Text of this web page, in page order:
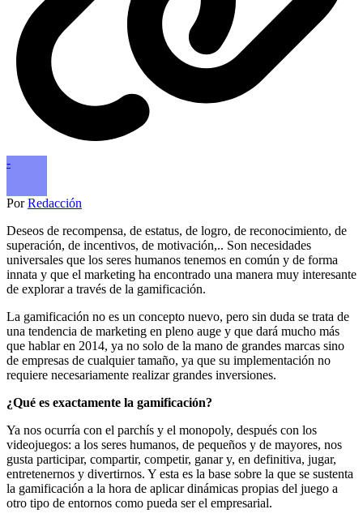
-
PorRedacción
Deseos de recompensa, de estatus, de logro, de reconocimiento, de
superación, de incentivos, de motivación,.. Son necesidades
universales que los seres humanos tenemos en común y de forma
innata y que el marketing ha encontrado una manera muy interesante
de explorar a través de la gamificación.
La gamificación no es un concepto nuevo, pero sin duda se trata de
una tendencia de marketing en pleno auge y que dará mucho más
que hablar en 2014, ya no solo de la mano de grandes marcas sino
de empresas de cualquier tamaño, ya que su implementación no
requiere necesariamente realizar grandes inversiones.
¿Qué es exactamente la gamificación?
Ya nos ocurría con el parchís y el monopoly, después con los
videojuegos: a los seres humanos, de pequeños y de mayores, nos
gusta participar, compartir, competir, ganar y, en definitiva, jugar,
entretenernos y divertirnos. Y esta es la base sobre la que se sustenta
la gamificación a la hora de aplicar dinámicas propias del juego a
otro tipo de entornos como pueda ser el empresarial.